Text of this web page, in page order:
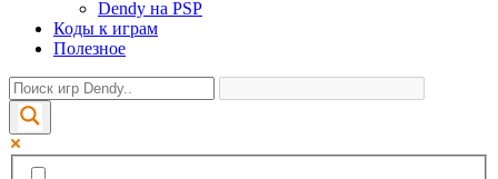
Dendy на PSP
Коды к играм
Полезное